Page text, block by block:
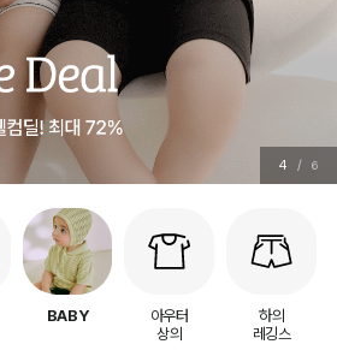
5 / 6
BABY
아우터
상의
하의
레깅스